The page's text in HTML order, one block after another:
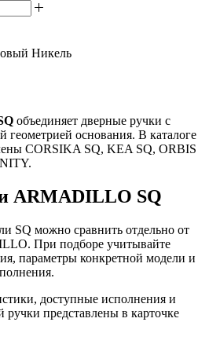
Никель
объединяет дверные ручки с
геометрией основания. В каталоге
CORSIKA SQ, KEA SQ, ORBIS
ARMADILLO SQ
SQ можно сравнить отдельно от
При подборе учитывайте
параметры конкретной модели и
доступные исполнения и
ручки представлены в карточке